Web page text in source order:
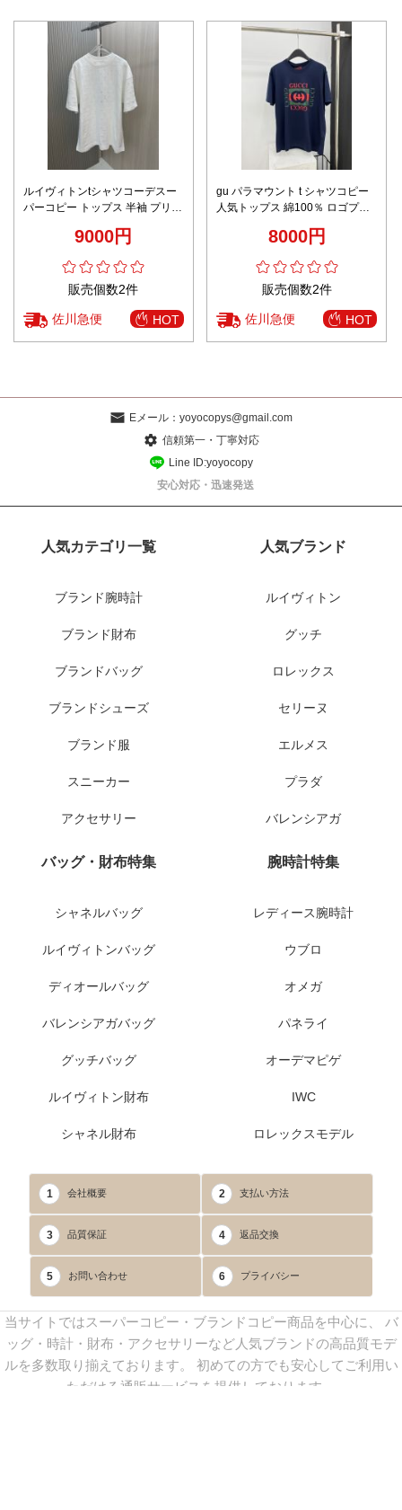
ルイヴィトンtシャツコーデスー
パーコピー トップス 半袖 プリン
9000円
販売個数2件
佐川急便 HOT
gu パラマウント t シャツコピー
人気トップス 綿100％ ロゴプリ
られ ブルー8000円
販売個数2件
佐川急便 HOT
Eメール： yoyocopys@gmail.com
信頼第一・丁寧対応
Line ID:yoyocopy
安心対応・迅速発送
人気カテゴリ一覧
ブランド腕時計
ブランド財布
ブランドバッグ
ブランドシューズ
ブランド服
スニーカー
アクセサリー
人気ブランド
ルイヴィトン
グッチ
ロレックス
セリーヌ
エルメス
プラダ
バレンシアガ
バッグ・財布特集
シャネルバッグ
ルイヴィトンバッグ
ディオールバッグ
バレンシアガバッグ
グッチバッグ
ルイヴィトン財布
シャネル財布
腕時計特集
レディース腕時計
ウブロ
オメガ
パネライ
オーデマピゲ
IWC
ロレックスモデル
1 会社概要 2 支払い方法
3 品質保証 4 返品交換
5 お問い合わせ 6 プライバシー
当サイトではスーパーコピー・ブランドコピー商品を中心に、 バ
ッグ・時計・財布・アクセサリーなど人気ブランドの高品質モデ
ルを多数取り揃えております。 初めての方でも安心してご利用い
ただける通販サービスを提供しております。